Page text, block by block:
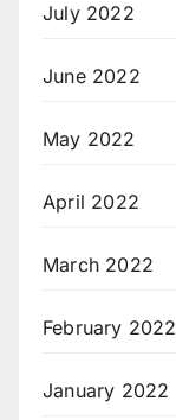
July 2022
June 2022
May 2022
April 2022
March 2022
February 2022
January 2022